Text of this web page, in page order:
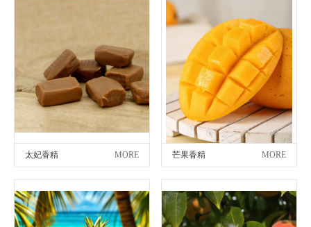
太妃香精 MORE 芒果香精 MORE